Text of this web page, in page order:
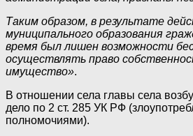
Таким образом, в результате
муниципального образования
время был лишен возможности
осуществлять право
имущество».
В отношении села главы села
дело по 2 ст. 285 УК РФ
полномочиями).